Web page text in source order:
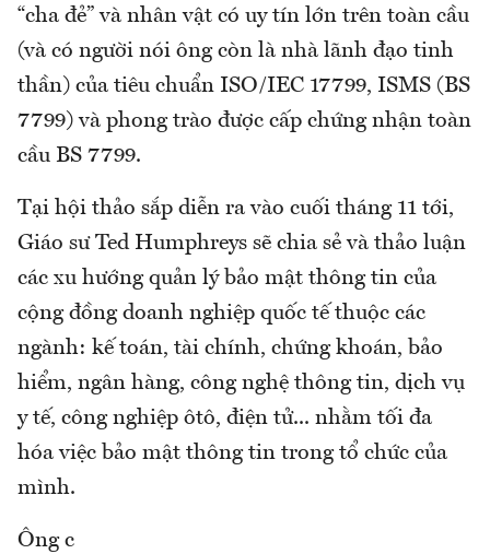
“cha đẻ” và nhân vật có uy tín lớn trên toàn cầu
(và có người nói ông còn là nhà lãnh đạo tinh
thần) của tiêu chuẩn ISO/IEC 17799, ISMS (BS
7799) và phong trào được cấp chứng nhận toàn
cầu BS 7799.
Tại hội thảo sắp diễn ra vào cuối tháng 11 tới,
Giáo sư Ted Humphreys sẽ chia sẻ và thảo luận
các xu hướng quản lý bảo mật thông tin của
cộng đồng doanh nghiệp quốc tế thuộc các
ngành: kế toán, tài chính, chứng khoán, bảo
hiểm, ngân hàng, công nghệ thông tin, dịch vụ
y tế, công nghiệp ôtô, điện tử... nhằm tối đa
hóa việc bảo mật thông tin trong tổ chức của
mình.
Ông c